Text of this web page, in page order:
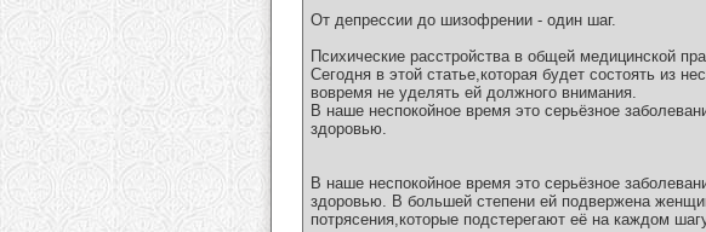
От депрессии до шизофрении - один шаг.
Психические расстройства в общей медицинской
Сегодня в этой статье,которая будет состоять из
вовремя не уделять ей должного внимания.
В наше неспокойное время это серьёзное
здоровью.
В наше неспокойное время это серьёзное
здоровью. В большей степени ей подвержена
потрясения,которые подстерегают её на каждом